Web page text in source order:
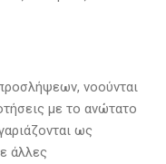
νοούνται
με το ανώτατο
ως
άλλες